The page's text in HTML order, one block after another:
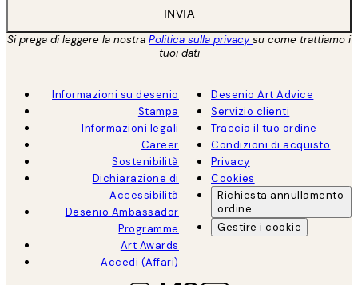
INVIA
Si prega di leggere la nostra Politica sulla privacysu come trattiamo i
tuoi dati
Informazioni su desenio
Stampa
Informazioni legali
Career
Sostenibilità
Dichiarazione di
Accessibilità
Desenio Ambassador
Programme
Art Awards
Accedi (Affari)
Desenio Art Advice
Servizio clienti
Traccia il tuo ordine
Condizioni di acquisto
Privacy
Cookies
Richiesta annullamento
ordine
Gestire i cookie